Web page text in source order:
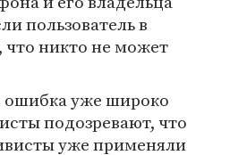
пользователь в
что никто не может
ошибка уже широко
подозревают, что
уже применяли